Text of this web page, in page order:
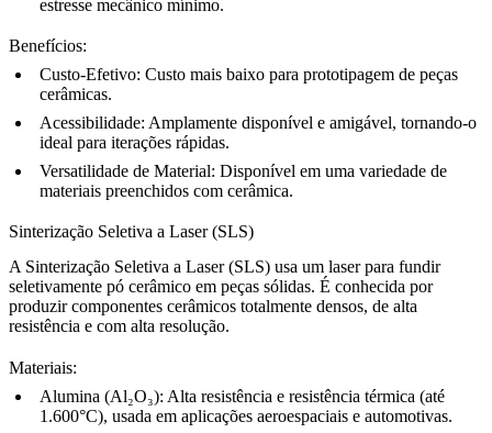
estresse mecânico mínimo.
Benefícios:
Custo-Efetivo: Custo mais baixo para prototipagem de peças
cerâmicas.
Acessibilidade: Amplamente disponível e amigável, tornando-o
ideal para iterações rápidas.
Versatilidade de Material: Disponível em uma variedade de
materiais preenchidos com cerâmica.
Sinterização Seletiva a Laser (SLS)
A Sinterização Seletiva a Laser (SLS) usa um laser para fundir
seletivamente pó cerâmico em peças sólidas. É conhecida por
produzir componentes cerâmicos totalmente densos, de alta
resistência e com alta resolução.
Materiais:
Alumina (Al₂O₃): Alta resistência e resistência térmica (até
1.600°C), usada em aplicações aeroespaciais e automotivas.